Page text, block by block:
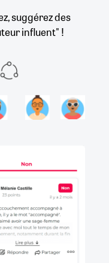
suggérez des
influent" !